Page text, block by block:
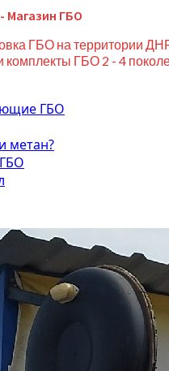
Магазин ГБО
ГБО на территории
комплекты ГБО 2 - 4
ГБО
метан?